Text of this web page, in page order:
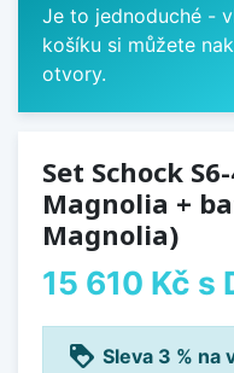
Je to jednoduché -
košíku si můžete
otvory.
Set Schock
Magnolia +
Magnolia)
15 610 Kč s
loyalty Sleva 3 % na